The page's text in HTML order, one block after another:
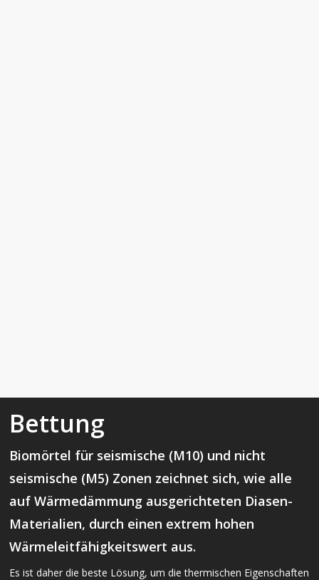
Bettung
Biomörtel für seismische (M10) und nicht
seismische (M5) Zonen zeichnet sich, wie alle
auf Wärmedämmung ausgerichteten Diasen-
Materialien, durch einen extrem hohen
Wärmeleitfähigkeitswert aus.
Es ist daher die beste Lösung, um die thermischen Eigenschaften